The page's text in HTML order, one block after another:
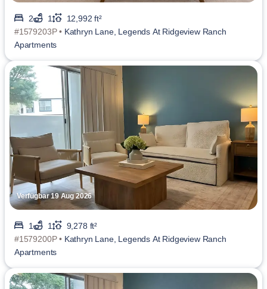
2 1
12,992 ft²
#1579203P • Kathryn Lane, Legends At Ridgeview Ranch
Apartments
Verfügbar 19 Aug 2026
1 1
9,278 ft²
#1579200P • Kathryn Lane, Legends At Ridgeview Ranch
Apartments